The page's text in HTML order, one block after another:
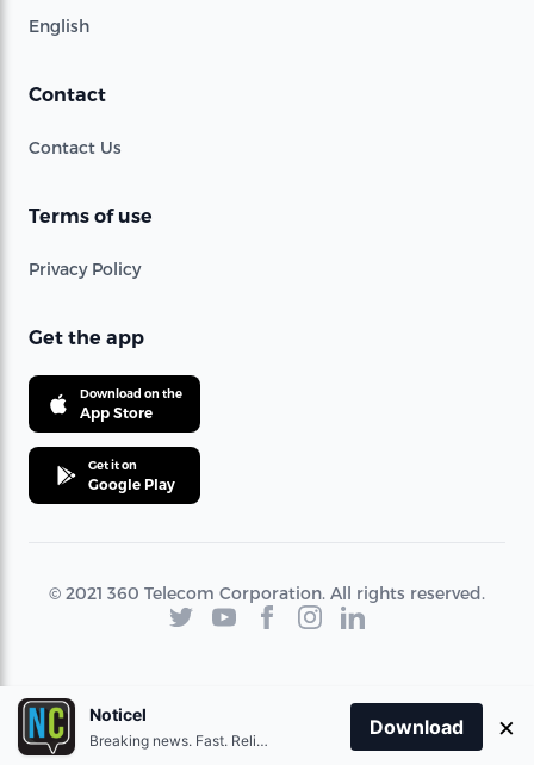
English
Contact
Contact Us
Terms of use
Privacy Policy
Get the app
Download on the
App Store
Get it on
Google Play
© 2021 360 Telecom Corporation. All rights reserved.
Noticel
Breaking news. Fast. Reliable.
Download ×